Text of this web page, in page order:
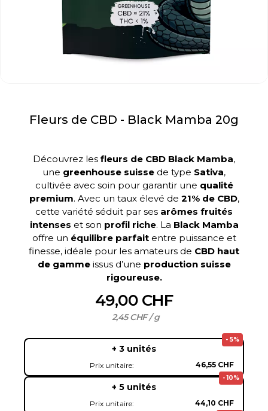
Fleurs de CBD - Black Mamba 20g
Découvrez les fleurs de CBD Black Mamba,
une greenhouse suisse de type Sativa,
cultivée avec soin pour garantir une qualité
premium. Avec un taux élevé de 21% de CBD,
cette variété séduit par ses arômes fruités
intenses et son profil riche. La Black Mamba
offre un équilibre parfaitentre puissance et
finesse, idéale pour les amateurs de CBD haut
de gammeissus d’une production suisse
rigoureuse.
49,00 CHF
2,45 CHF / g
- 5%
+ 3 unités
Prix unitaire: 46,55 CHF
- 10%
+ 5 unités
Prix unitaire: 44,10 CHF